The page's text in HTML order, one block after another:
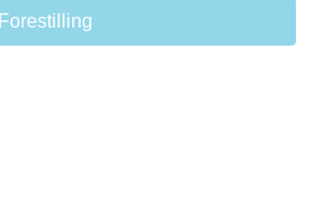
Forestilling